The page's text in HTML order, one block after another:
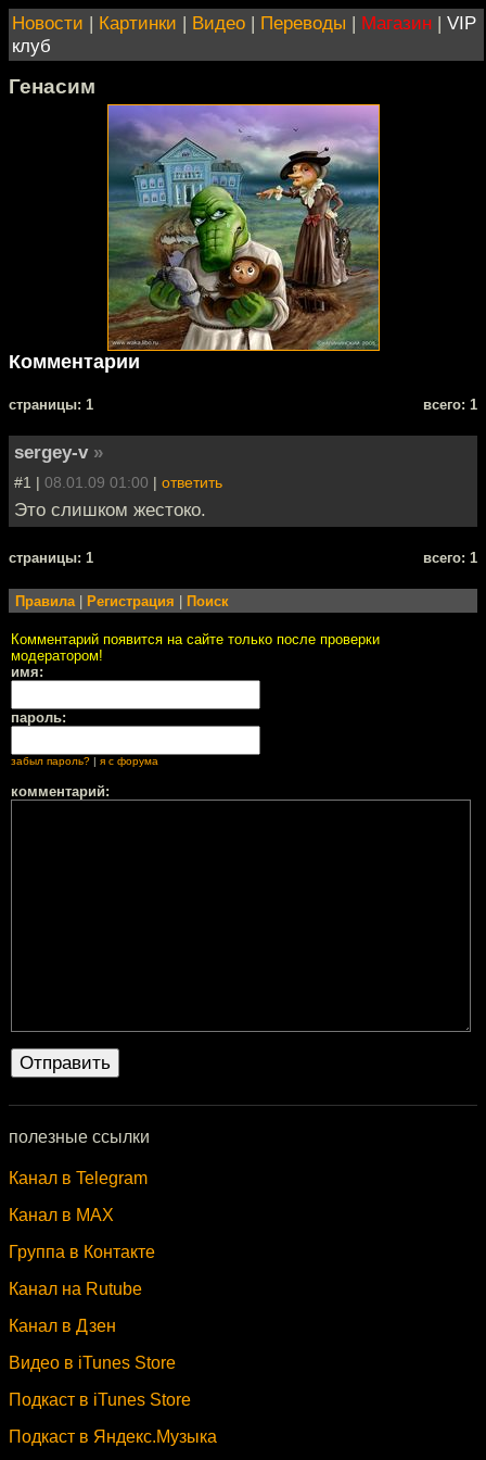
Новости | Картинки | Видео | Переводы | Магазин | VIP
клуб
Генасим
Комментарии
cтраницы: 1 всего: 1
sergey-v »
#1 | 08.01.09 01:00 | ответить
Это слишком жестоко.
cтраницы: 1 всего: 1
Правила Регистрация Поиск
Комментарий появится на сайте только после проверки
модератором!
имя:
пароль:
забыл пароль? | я с форума
комментарий:
полезные ссылки
Канал в Telegram
Канал в MAX
Группа в Контакте
Канал на Rutube
Канал в Дзен
Видео в iTunes Store
Подкаст в iTunes Store
Подкаст в Яндекс.Музыка